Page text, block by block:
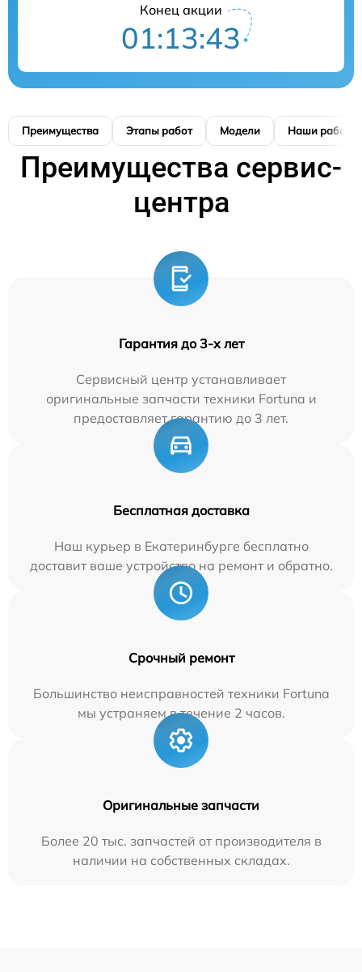
Конец акции
01:13:42
Преимущества Этапы работ Модели Наши работы
Преимущества сервис-
центра
Гарантия до 3-х лет
Сервисный центр устанавливает
оригинальные запчасти техники Fortuna и
предоставляет гарантию до 3 лет.
Бесплатная доставка
Наш курьер в Екатеринбурге бесплатно
доставит ваше устройство на ремонт и обратно.
Срочный ремонт
Большинство неисправностей техники Fortuna
мы устраняем в течение 2 часов.
Оригинальные запчасти
Более 20 тыс. запчастей от производителя в
наличии на собственных складах.